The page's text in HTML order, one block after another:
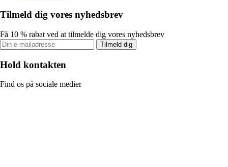
Tilmeld dig vores nyhedsbrev
Få 10 % rabat ved at tilmelde dig vores nyhedsbrev
Tilmeld dig
Hold kontakten
Find os på sociale medier